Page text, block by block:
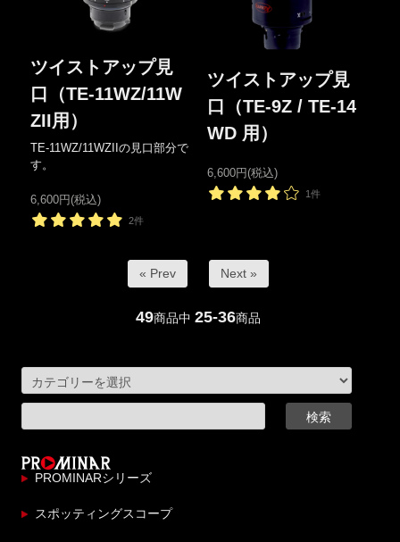
ツイストアップ見
口（TE-11WZ/11W
ZII用）
TE-11WZ/11WZIIの見口部分で
す。
6,600円(税込)
2件
ツイストアップ見
口（TE-9Z / TE-14
WD 用）
6,600円(税込)
1件
« Prev Next »
49商品中 25-36商品
PROMINARシリーズ
スポッティングスコープ